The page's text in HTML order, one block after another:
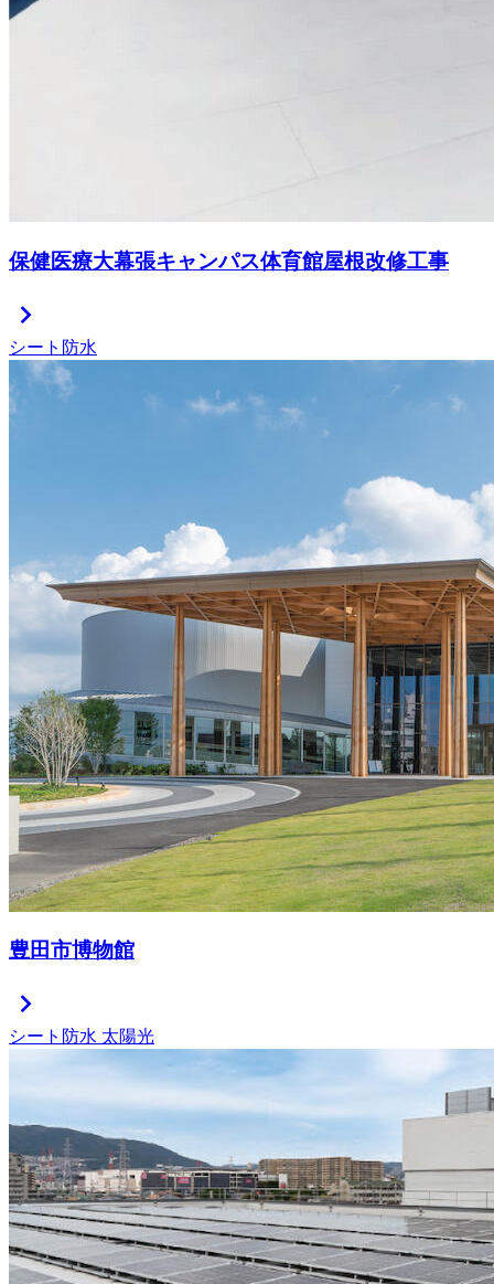
保健医療大幕張キャンパス体育館屋根改修工事
chevron_right
シート防水
豊田市博物館
chevron_right
シート防水 太陽光